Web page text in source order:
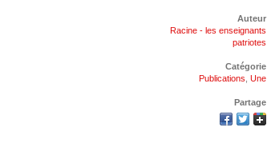
Auteur
Racine - les enseignants
patriotes
Catégorie
Publications Une
Partage